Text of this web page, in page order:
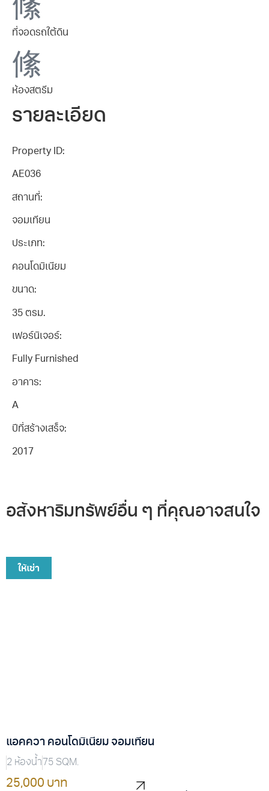
ที่จอดรถใต้ดิน
ห้องสตรีม
รายละเอียด
Property ID:
AE036
สถานที่:
จอมเทียน
ประเภท:
คอนโดมิเนียม
ขนาด:
35 ตรม.
เฟอร์นิเจอร์:
Fully Furnished
อาคาร:
A
ปีที่สร้างเสร็จ:
2017
อสังหาริมทรัพย์อื่น ๆ ที่คุณอาจสนใจ
ให้เช่า
แอคควา คอนโดมิเนียม จอมเทียน
2 ห้องน้ำ 75 SQM.
25,000 บาท